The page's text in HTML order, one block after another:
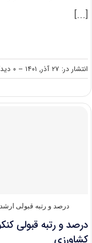
[...]
انتشار در: ۲۷ آذر, ۱۴۰۱ -- ۰ دیدگاه
درصد و رتبه قبولی ارشد
درصد و رتبه قبولی